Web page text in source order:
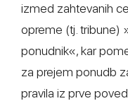
izmed zahtevanih
opreme (tj. tribune)
ponudnik«, kar
za prejem ponudb
pravila iz prve